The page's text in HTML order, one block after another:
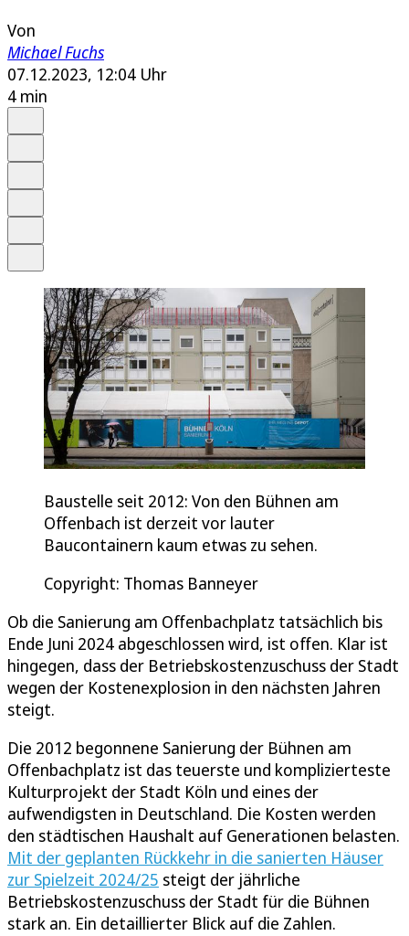
Von
Michael Fuchs
07.12.2023, 12:04 Uhr
4 min
Baustelle seit 2012: Von den Bühnen am
Offenbach ist derzeit vor lauter
Baucontainern kaum etwas zu sehen.
Copyright: Thomas Banneyer
Ob die Sanierung am Offenbachplatz tatsächlich bis
Ende Juni 2024 abgeschlossen wird, ist offen. Klar ist
hingegen, dass der Betriebskostenzuschuss der Stadt
wegen der Kostenexplosion in den nächsten Jahren
steigt.
Die 2012 begonnene Sanierung der Bühnen am
Offenbachplatz ist das teuerste und komplizierteste
Kulturprojekt der Stadt Köln und eines der
aufwendigsten in Deutschland. Die Kosten werden
den städtischen Haushalt auf Generationen belasten.
Mit der geplanten Rückkehr in die sanierten Häuser
zur Spielzeit 2024/25 steigt der jährliche
Betriebskostenzuschuss der Stadt für die Bühnen
stark an. Ein detaillierter Blick auf die Zahlen.